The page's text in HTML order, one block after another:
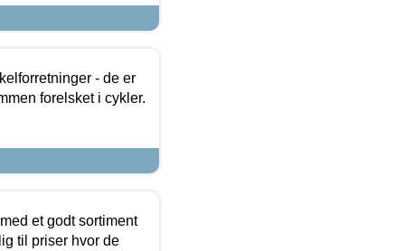
- de er
forelsket i cykler.
et godt sortiment
til priser hvor de